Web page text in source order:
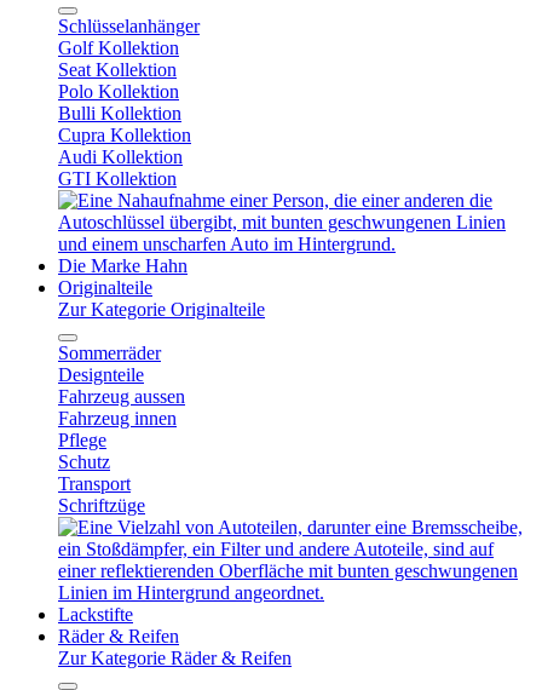
Schlüsselanhänger
Golf Kollektion
Seat Kollektion
Polo Kollektion
Bulli Kollektion
Cupra Kollektion
Audi Kollektion
GTI Kollektion
Die Marke Hahn
Originalteile
Zur Kategorie Originalteile
Sommerräder
Designteile
Fahrzeug aussen
Fahrzeug innen
Pflege
Schutz
Transport
Schriftzüge
Lackstifte
Räder & Reifen
Zur Kategorie Räder & Reifen